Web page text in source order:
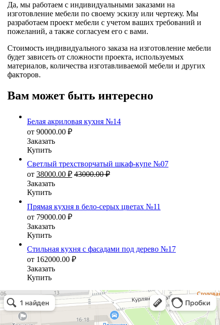
Да, мы работаем с индивидуальными заказами на
изготовление мебели по своему эскизу или чертежу. Мы
разработаем проект мебели с учетом ваших требований и
пожеланий, а также согласуем его с вами.
Стоимость индивидуального заказа на изготовление мебели
будет зависеть от сложности проекта, используемых
материалов, количества изготавливаемой мебели и других
факторов.
Вам может быть интересно
Белая акриловая кухня №14
от 90000.00 ₽
Заказать
Купить
Светлый трехстворчатый шкаф-купе №07
от 38000.00 ₽ 43000.00₽
Заказать
Купить
Прямая кухня в бело-серых цветах №11
от 79000.00 ₽
Заказать
Купить
Стильная кухня с фасадами под дерево №17
от 162000.00 ₽
Заказать
Купить